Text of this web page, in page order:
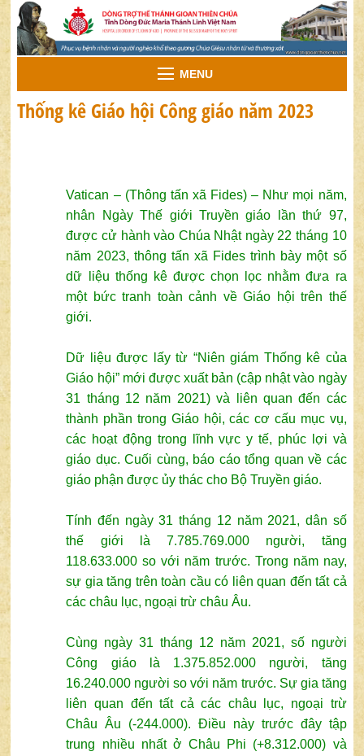
MENU
Thống kê Giáo hội Công giáo năm 2023
Vatican – (Thông tấn xã Fides) – Như mọi năm,
nhân Ngày Thế giới Truyền giáo lần thứ 97,
được cử hành vào Chúa Nhật ngày 22 tháng 10
năm 2023, thông tấn xã Fides trình bày một số
dữ liệu thống kê được chọn lọc nhằm đưa ra
một bức tranh toàn cảnh về Giáo hội trên thế
giới.
Dữ liệu được lấy từ “Niên giám Thống kê của
Giáo hội” mới được xuất bản (cập nhật vào ngày
31 tháng 12 năm 2021) và liên quan đến các
thành phần trong Giáo hội, các cơ cấu mục vụ,
các hoạt động trong lĩnh vực y tế, phúc lợi và
giáo dục. Cuối cùng, báo cáo tổng quan về các
giáo phận được ủy thác cho Bộ Truyền giáo.
Tính đến ngày 31 tháng 12 năm 2021, dân số
thế giới là 7.785.769.000 người, tăng
118.633.000 so với năm trước. Trong năm nay,
sự gia tăng trên toàn cầu có liên quan đến tất cả
các châu lục, ngoại trừ châu Âu.
Cùng ngày 31 tháng 12 năm 2021, số người
Công giáo là 1.375.852.000 người, tăng
16.240.000 người so với năm trước. Sự gia tăng
liên quan đến tất cả các châu lục, ngoại trừ
Châu Âu (-244.000). Điều này trước đây tập
trung nhiều nhất ở Châu Phi (+8.312.000) và